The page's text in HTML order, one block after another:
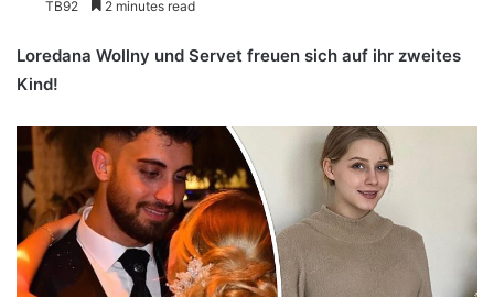
TB92 2 minutes read
Loredana Wollny und Servet freuen sich auf ihr zweites
Kind!